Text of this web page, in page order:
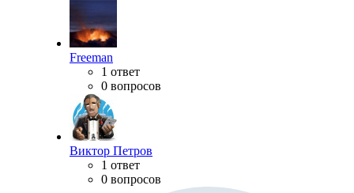
Freeman
1 ответ
0 вопросов
Виктор Петров
1 ответ
0 вопросов